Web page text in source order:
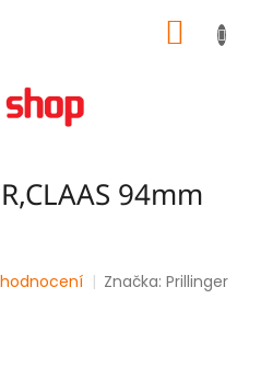
94mm
Značka:Prillinger